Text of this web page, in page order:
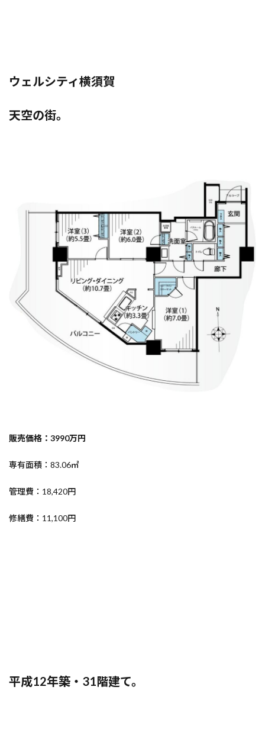
ウェルシティ横須賀
天空の街。
販売価格：3990万円
専有面積：83.06㎡
管理費：18,420円
修繕費：11,100円
平成12年築・31階建て。